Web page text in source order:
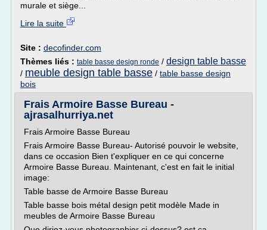
murale et siège...
Lire la suite
Site : decofinder.com
Thèmes liés : table basse design ronde / design table basse
/ meuble design table basse / table basse design
bois
Frais Armoire Basse Bureau -
ajrasalhurriya.net
Frais Armoire Basse Bureau
Frais Armoire Basse Bureau- Autorisé pouvoir le website,
dans ce occasion Bien t'expliquer en ce qui concerne
Armoire Basse Bureau. Maintenant, c'est en fait le initial
image:
Table basse de Armoire Basse Bureau
Table basse bois métal design petit modèle Made in
meubles de Armoire Basse Bureau